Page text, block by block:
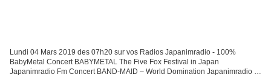
Lundi 04 Mars 2019 des 07h20 sur vos Radios Japanimradio - 100%
BabyMetal Concert BABYMETAL The Five Fox Festival in Japan
Japanimradio Fm Concert BAND-MAID – World Domination Japanimradio -